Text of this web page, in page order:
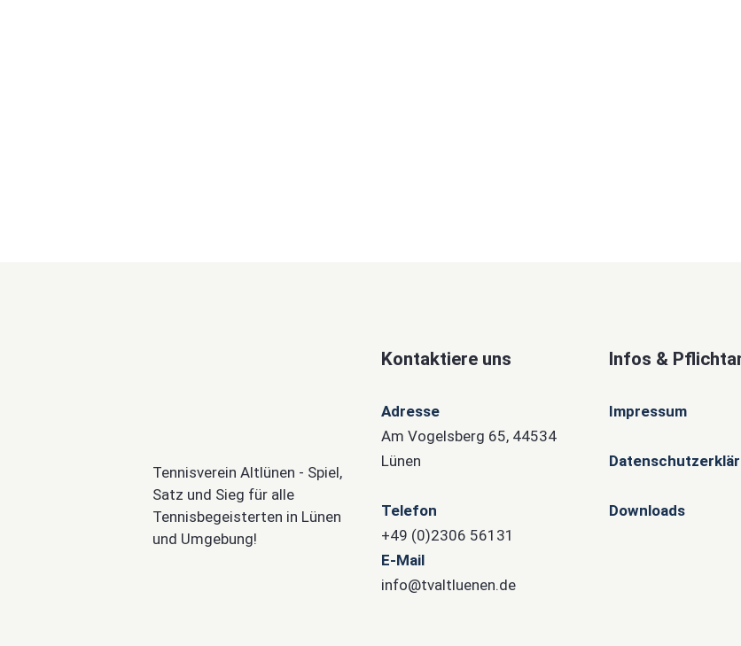
Tennisverein Altlünen - Spiel,
Satz und Sieg für alle
Tennisbegeisterten in Lünen
und Umgebung!
Kontaktiere uns
Adresse
Am Vogelsberg 65, 44534
Lünen
Telefon
+49 (0)2306 56131
E-Mail
info@tvaltluenen.de
Infos &
Impressum
Downloads